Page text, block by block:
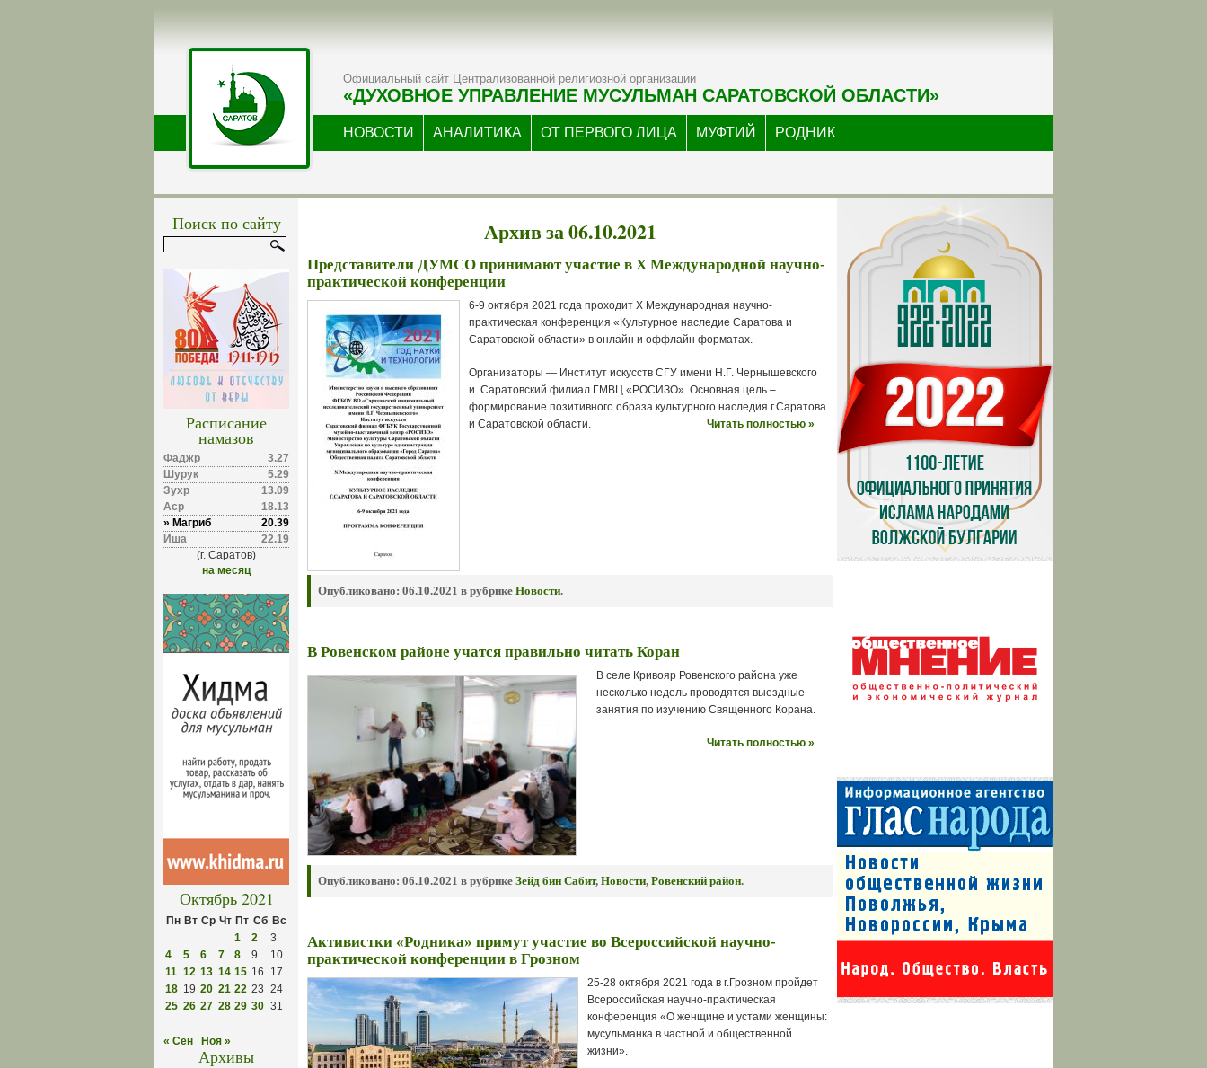
Официальный сайт Централизованной религиозной организации
«ДУХОВНОЕ УПРАВЛЕНИЕ МУСУЛЬМАН САРАТОВСКОЙ ОБЛАСТИ»
НОВОСТИ АНАЛИТИКА ОТ ПЕРВОГО ЛИЦА МУФТИЙ РОДНИК
Поиск по сайту
Расписание
намазов
Фаджр
3.27
Шурук
5.29
Зухр
13.09
Аср
18.13
» Магриб
20.39
Иша
22.19
(г. Саратов)
на месяц
Октябрь 2021
Пн Вт Ср Чт Пт Сб Вс
1
2
3
4
5 6 7 8 9
10
11 12 13 14 15 16
17
18 19 20 21 22 23 24
25 26 27 28 29 30 31
« Сен Ноя »
Архивы
Архив за 06.10.2021
Представители ДУМСО принимают участие в Х Международной научно-
практической конференции
6-9 октября 2021 года проходит X Международная научнo-
практическая конференция «Культурное наследие Саратова и
Саратовской области» в онлайн и оффлайн форматах.
Организаторы — Институт искусств СГУ имени Н.Г. Чернышевского
и Саратовский филиал ГМВЦ «РОСИЗО». Основная цель –
формирование позитивного образа культурного наследия г.Саратова
и Саратовской области.
Читать полностью »
Опубликовано: 06.10.2021 в рубрике Новости.
В Ровенском районе учатся правильно читать Коран
В селе Кривояр Ровенского района уже
несколько недель проводятся выездные
занятия по изучению Священного Корана.
Читать полностью »
Опубликовано: 06.10.2021 в рубрике Зейд бин Сабит, Новости, Ровенский район.
Активистки «Родника» примут участие во Всероссийской научно-
практической конференции в Грозном
25-28 октября 2021 года в г.Грозном пройдет
Всероссийская научно-практическая
конференция «О женщине и устами женщины:
мусульманка в частной и общественной
жизни».